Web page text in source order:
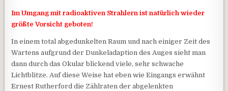
Im Umgang mit radioaktiven Strahlern ist natürlich wieder
größte Vorsicht geboten!
In einem total abgedunkelten Raum und nach einiger Zeit des
Wartens aufgrund der Dunkeladaption des Auges sieht man
dann durch das Okular blickend viele, sehr schwache
Lichtblitze. Auf diese Weise hat eben wie Eingangs erwähnt
Ernest Rutherford die Zählraten der abgelenkten